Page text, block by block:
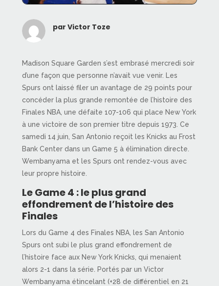
par Victor Toze
Madison Square Garden s’est embrasé mercredi soir
d’une façon que personne n’avait vue venir. Les
Spurs ont laissé filer un avantage de 29 points pour
concéder la plus grande remontée de l’histoire des
Finales NBA, une défaite 107-106 qui place New York
à une victoire de son premier titre depuis 1973. Ce
samedi 14 juin, San Antonio reçoit les Knicks au Frost
Bank Center dans un Game 5 à élimination directe.
Wembanyama et les Spurs ont rendez-vous avec
leur propre histoire.
Le Game 4 : le plus grand
effondrement de l’histoire des
Finales
Lors du Game 4 des Finales NBA, les San Antonio
Spurs ont subi le plus grand effondrement de
l’histoire face aux New York Knicks, qui menaient
alors 2-1 dans la série. Portés par un Victor
Wembanyama étincelant (+28 de différentiel en 21